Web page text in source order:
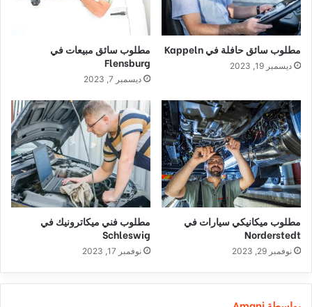
مطلوب سائق حافلة في Kappeln
ديسمبر 19, 2023
مطلوب سائق مبيعات في
Flensburg
ديسمبر 7, 2023
مطلوب ميكانيكي سيارات في
Norderstedt
نوفمبر 29, 2023
مطلوب فني ميكاترونيك في
Schleswig
نوفمبر 17, 2023